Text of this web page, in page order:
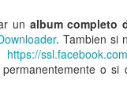
un album completo
. Tambien si
https://
o si